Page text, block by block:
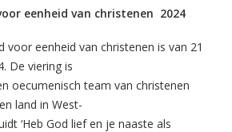
eenheid van christenen 2024
voor eenheid van christenen is van 21
De viering is
oecumenisch team van christenen
land in West-
‘Heb God lief en je naaste als